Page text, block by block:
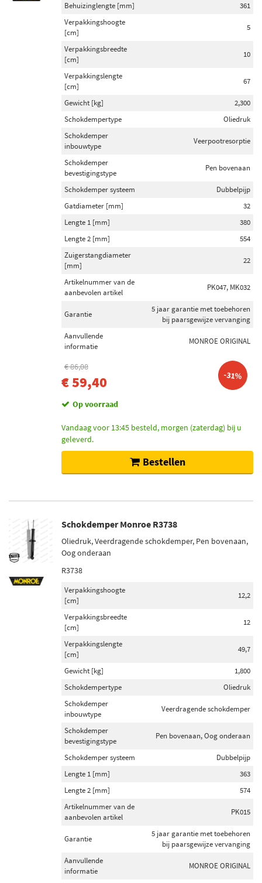
Behuizinglengte [mm]
361
Verpakkingshoogte
[cm]
5
Verpakkingsbreedte
[cm]
10
Verpakkingslengte
[cm]
67
Gewicht [kg]
2,300
Schokdempertype
Oliedruk
Schokdemper
inbouwtype
Veerpootresorptie
Schokdemper
bevestigingstype
Pen bovenaan
Schokdemper systeem
Dubbelpijp
Gatdiameter [mm]
32
Lengte 1 [mm]
380
Lengte 2 [mm]
554
Zuigerstangdiameter
[mm]
22
Artikelnummer van de
aanbevolen artikel
PK047, MK032
Garantie
5 jaar garantie met toebehoren
bij paarsgewijze vervanging
Aanvullende
informatie
MONROE ORIGINAL
€ 86,08
€ 59,40 -31%
Op voorraad
Vandaag voor 13:45 besteld, morgen (zaterdag) bij u
geleverd.
Bestellen
Schokdemper Monroe R3738
Oliedruk, Veerdragende schokdemper, Pen bovenaan,
Oog onderaan
R3738
Verpakkingshoogte
[cm]
12,2
Verpakkingsbreedte
[cm]
12
Verpakkingslengte
[cm]
49,7
Gewicht [kg]
1,800
Schokdempertype
Oliedruk
Schokdemper
inbouwtype
Veerdragende schokdemper
Schokdemper
bevestigingstype
Pen bovenaan, Oog onderaan
Schokdemper systeem
Dubbelpijp
Lengte 1 [mm]
363
Lengte 2 [mm]
574
Artikelnummer van de
aanbevolen artikel
PK015
Garantie
5 jaar garantie met toebehoren
bij paarsgewijze vervanging
Aanvullende
informatie
MONROE ORIGINAL